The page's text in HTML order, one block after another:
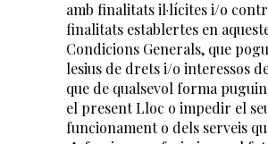
amb finalitats il·lícites i/o
finalitats establertes en
Condicions Generals, que
lesius de drets i/o interessos
que de qualsevol forma
el present Lloc o impedir el
funcionament o dels serveis